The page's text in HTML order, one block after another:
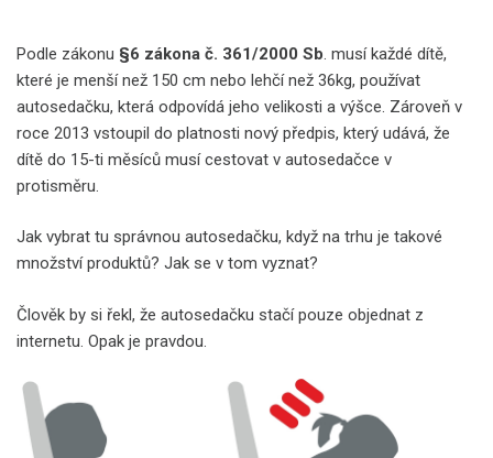
Podle zákonu §6 zákona č. 361/2000 Sb musí každé dítě,
které je menší než 150 cm nebo lehčí než 36kg, používat
autosedačku, která odpovídá jeho velikosti a výšce. Zároveň v
roce 2013 vstoupil do platnosti nový předpis, který udává, že
dítě do 15-ti měsíců musí cestovat v autosedačce v
protisměru.
Jak vybrat tu správnou autosedačku, když na trhu je takové
množství produktů? Jak se v tom vyznat?
Člověk by si řekl, že autosedačku stačí pouze objednat z
internetu. Opak je pravdou.